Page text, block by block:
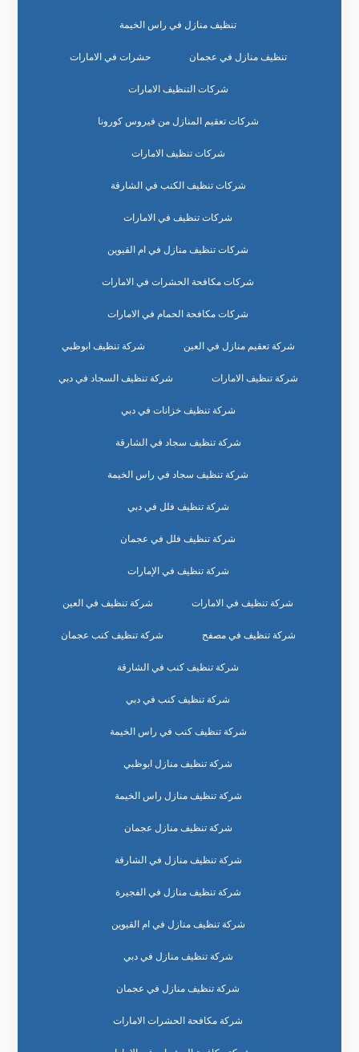
تنظيف منازل في راس الخيمة
تنظيف منازل في عجمان حشرات في الامارات
شركات التنظيف الامارات
شركات تعقيم المنازل من فيروس كورونا
شركات تنظيف الامارات
شركات تنظيف الكنب في الشارقة
شركات تنظيف في الامارات
شركات تنظيف منازل في ام القيوين
شركات مكافحة الحشرات في الامارات
شركات مكافحة الحمام في الامارات
شركة تعقيم منازل في العين شركة تنظيف ابوظبي
شركة تنظيف الامارات شركة تنظيف السجاد في دبي
شركة تنظيف خزانات في دبي
شركة تنظيف سجاد في الشارقة
شركة تنظيف سجاد في راس الخيمة
شركة تنظيف فلل في دبي
شركة تنظيف فلل في عجمان
شركة تنظيف في الإمارات
شركة تنظيف في الامارات شركة تنظيف في العين
شركة تنظيف في مصفح شركة تنظيف كنب عجمان
شركة تنظيف كنب في الشارقة
شركة تنظيف كنب في دبي
شركة تنظيف كنب في راس الخيمة
شركة تنظيف منازل ابوظبي
شركة تنظيف منازل راس الخيمة
شركة تنظيف منازل عجمان
شركة تنظيف منازل في الشارقة
شركة تنظيف منازل في الفجيرة
شركة تنظيف منازل في ام القيوين
شركة تنظيف منازل في دبي
شركة تنظيف منازل في عجمان
شركة مكافحة الحشرات الامارات